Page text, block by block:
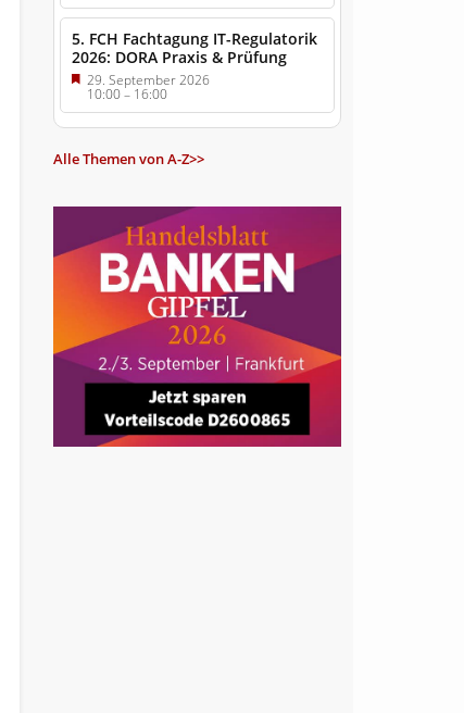
5. FCH Fachtagung IT-Regulatorik
2026: DORA Praxis & Prüfung
29. September 2026
10:00– 16:00
Alle Themen von A-Z>>